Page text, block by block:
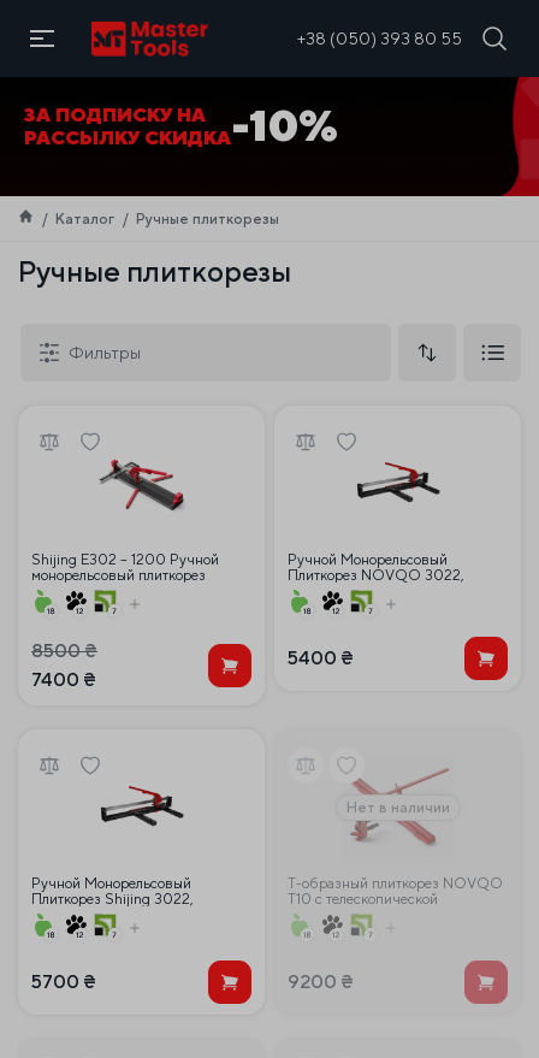
+38 (050) 393 80 55
RU
СКИДКА ПРИ ПОКУПКЕ
ПЛИТКОРИЗА -20%
Каталог Ручные плиткорезы
Ручные плиткорезы
Фильтры
Shijing E302 – 1200 Ручной
монорельсовый плиткорез
8500₴
7400 ₴
Ручной Монорельсовый
Плиткорез NOVQO 3022,
800мм
5400 ₴
Ручной Монорельсовый
Плиткорез Shijing 3022,
800мм, 800мм
5700 ₴
Нет в наличии
T-образный плиткорез NOVQO
T10 с телескопической
направляющей, 2130 мм
9200 ₴